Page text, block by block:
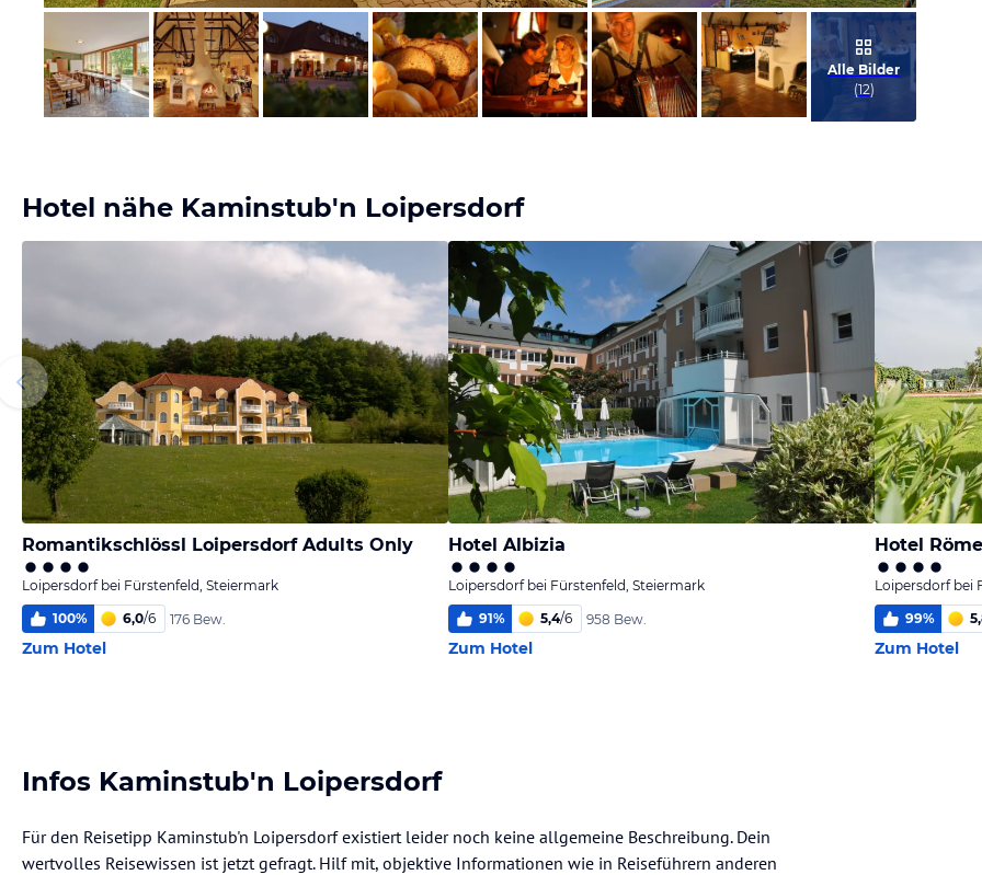
Bild melden
vom Hotelier
Bild melden
vom Hotelier
Alle Bilder
(12)
Hotel nähe Kaminstub'n Loipersdorf
Romantikschlössl Loipersdorf Adults Only
Loipersdorf bei Fürstenfeld, Steiermark
100% 6,0/6 176 Bew.
Zum Hotel
Hotel Albizia
Loipersdorf bei Fürstenfeld, Steiermark
91% 5,4/6 958 Bew.
Zum Hotel
Hotel
Loipersdorf bei
99%
Zum Hotel
Infos Kaminstub'n Loipersdorf
Für den Reisetipp Kaminstub'n Loipersdorf existiert leider noch keine allgemeine Beschreibung. Dein
wertvolles Reisewissen ist jetzt gefragt. Hilf mit, objektive Informationen wie in Reiseführern anderen